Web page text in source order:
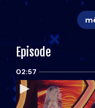
Episode
02:57